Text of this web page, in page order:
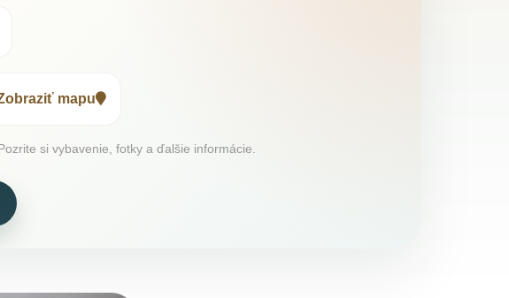
mapu
si vybavenie, fotky a ďalšie informácie.